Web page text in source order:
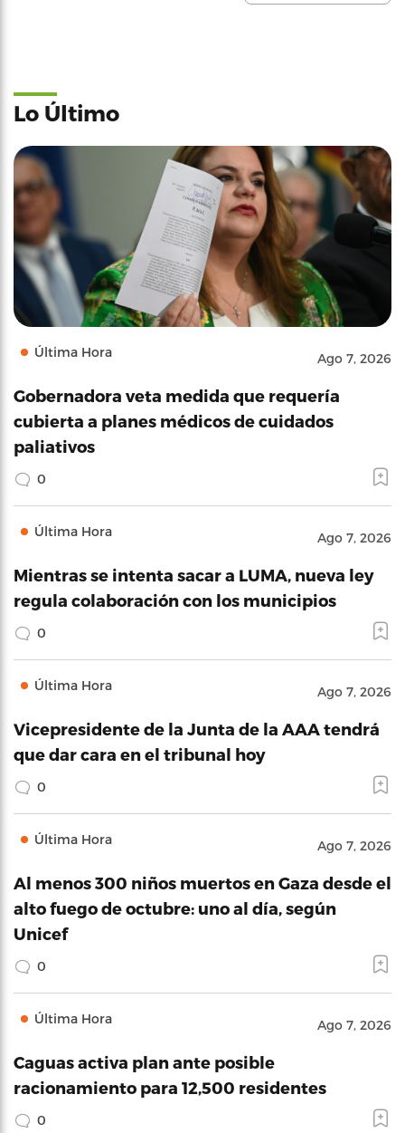
Lo Último
Última Hora Ago 7, 2026
Gobernadora veta medida que requería
cubierta a planes médicos de cuidados
paliativos
0
Última Hora Ago 7, 2026
Mientras se intenta sacar a LUMA, nueva ley
regula colaboración con los municipios
0
Última Hora Ago 7, 2026
Vicepresidente de la Junta de la AAA tendrá
que dar cara en el tribunal hoy
0
Última Hora Ago 7, 2026
Al menos 300 niños muertos en Gaza desde el
alto fuego de octubre: uno al día, según
Unicef
0
Última Hora Ago 7, 2026
Caguas activa plan ante posible
racionamiento para 12,500 residentes
0